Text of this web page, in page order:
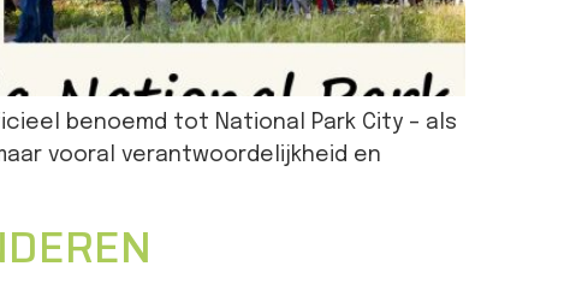
benoemd tot National Park City – als
vooral verantwoordelijkheid en